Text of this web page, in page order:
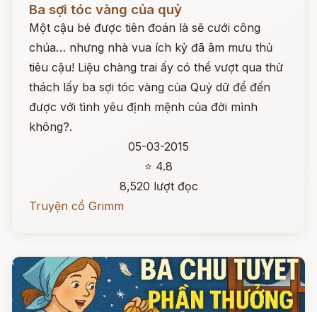
Ba sợi tóc vàng của quỷ
Một cậu bé được tiên đoán là sẽ cưới công
chúa… nhưng nhà vua ích kỷ đã âm mưu thủ
tiêu cậu! Liệu chàng trai ấy có thể vượt qua thử
thách lấy ba sợi tóc vàng của Quỷ dữ để đến
được với tình yêu định mệnh của đời mình
không?.
05-03-2015
⭐ 4.8
8,520 lượt đọc
Truyện cổ Grimm